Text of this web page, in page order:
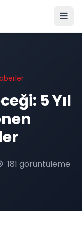
5 Yıl
181 görüntüleme